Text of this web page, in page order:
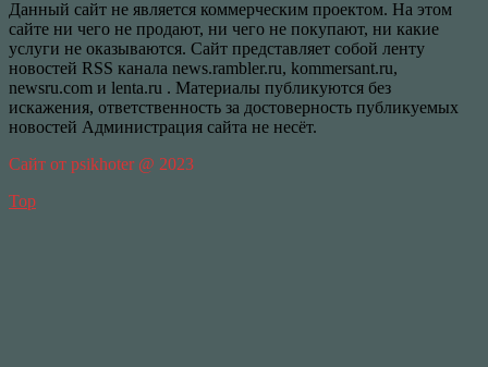
Данный сайт не является коммерческим проектом. На этом
сайте ни чего не продают, ни чего не покупают, ни какие
услуги не оказываются. Сайт представляет собой ленту
новостей RSS канала news.rambler.ru, kommersant.ru,
newsru.com и lenta.ru . Материалы публикуются без
искажения, ответственность за достоверность публикуемых
новостей Администрация сайта не несёт.
Сайт от psikhoter @ 2023
Top